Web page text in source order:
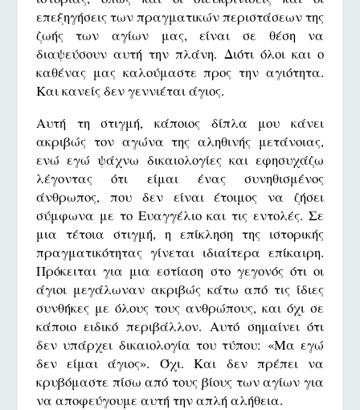
επεξηγήσεις των πραγματικών περιστάσεων της
ζωής των αγίων μας, είναι σε θέση να
διαψεύσουν αυτή την πλάνη. Διότι όλοι και ο
καθένας μας καλούμαστε προς την αγιότητα.
Και κανείς δεν γεννιέται άγιος.
Αυτή τη στιγμή, κάποιος δίπλα μου κάνει
ακριβώς τον αγώνα της αληθινής μετάνοιας,
ενώ εγώ ψάχνω δικαιολογίες και εφησυχάζω
λέγοντας ότι είμαι ένας συνηθισμένος
άνθρωπος, που δεν είναι έτοιμος να ζήσει
σύμφωνα με το Ευαγγέλιο και τις εντολές. Σε
μια τέτοια στιγμή, η επίκληση της ιστορικής
πραγματικότητας γίνεται ιδιαίτερα επίκαιρη.
Πρόκειται για μια εστίαση στο γεγονός ότι οι
άγιοι μεγάλωναν ακριβώς κάτω από τις ίδιες
συνθήκες με όλους τους ανθρώπους, και όχι σε
κάποιο ειδικό περιβάλλον. Αυτό σημαίνει ότι
δεν υπάρχει δικαιολογία του τύπου: «Μα εγώ
δεν είμαι άγιος». Όχι. Και δεν πρέπει να
κρυβόμαστε πίσω από τους βίους των αγίων για
να αποφεύγουμε αυτή την απλή αλήθεια.